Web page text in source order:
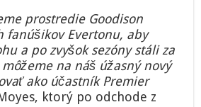
prostredie Goodison
fanúšikov Evertonu, aby
a po zvyšok sezóny stáli za
na náš úžasný nový
ako účastník Premier
ktorý po odchode z